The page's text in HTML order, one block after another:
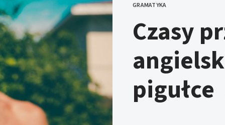
KATEGORIE
GRAMATYKA
Czasy
pigułce